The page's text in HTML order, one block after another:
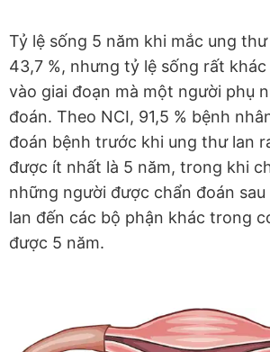
Tỷ lệ sống 5 năm khi mắc ung
43,7 %, nhưng tỷ lệ sống rất
vào giai đoạn mà một người phụ
đoán. Theo NCI, 91,5 % bệnh
đoán bệnh trước khi ung thư lan
được ít nhất là 5 năm, trong khi
những người được chẩn đoán
lan đến các bộ phận khác trong
được 5 năm.